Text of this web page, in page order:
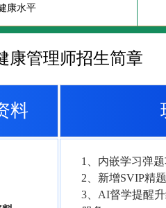
康水平
康管理师招生简章
料
1、内嵌学习弹题
2、新增SVIP精
3、AI督学提醒